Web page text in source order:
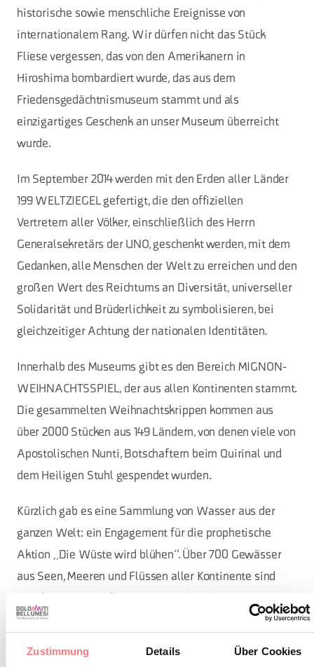
Zustimmung Details Über Cookies
historische sowie menschliche Ereignisse von
internationalem Rang. Wir dürfen nicht das Stück
Fliese vergessen, das von den Amerikanern in
Hiroshima bombardiert wurde, das aus dem
Friedensgedächtnismuseum stammt und als
einzigartiges Geschenk an unser Museum überreicht
wurde.
Im September 2014 werden mit den Erden aller Länder
199 WELTZIEGEL gefertigt, die den offiziellen
Vertretern aller Völker, einschließlich des Herrn
Generalsekretärs der UNO, geschenkt werden, mit dem
Gedanken, alle Menschen der Welt zu erreichen und den
großen Wert des Reichtums an Diversität, universeller
Solidarität und Brüderlichkeit zu symbolisieren, bei
gleichzeitiger Achtung der nationalen Identitäten.
Innerhalb des Museums gibt es den Bereich MIGNON-
WEIHNACHTSSPIEL, der aus allen Kontinenten stammt.
Die gesammelten Weihnachtskrippen kommen aus
über 2000 Stücken aus 149 Ländern, von denen viele von
Apostolischen Nunti, Botschaftern beim Quirinal und
dem Heiligen Stuhl gespendet wurden.
Kürzlich gab es eine Sammlung von Wasser aus der
ganzen Welt: ein Engagement für die prophetische
Aktion „Die Wüste wird blühen“. Über 700 Gewässer
aus Seen, Meeren und Flüssen aller Kontinente sind
großen Amphore, wodurch die Steine, die Symbole